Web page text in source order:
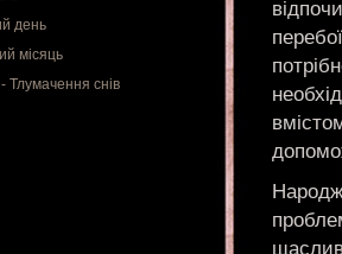
день
місяць
- Тлумачення снів